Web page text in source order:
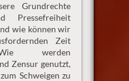
Grundrechte
Pressefreiheit
wie können wir
Zeit
werden
Zensur genutzt,
Schweigen zu